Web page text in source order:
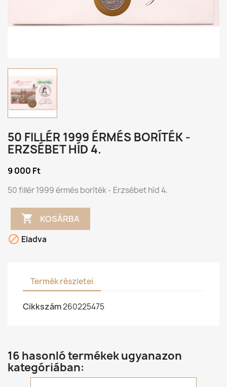
50 FILLÉR 1999 ÉRMÉS BORÍTÉK -
ERZSÉBET HÍD 4.
9 000 Ft
50 fillér 1999 érmés boríték - Erzsébet híd 4.
 KOSÁRBA
 Eladva
Termék részletei
Cikkszám260225475
16 hasonló termékek ugyanazon
kategóriában: